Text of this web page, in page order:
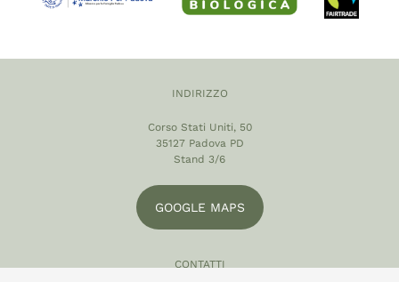
INDIRIZZO
Corso Stati Uniti, 50
35127 Padova PD
Stand 3/6
GOOGLE MAPS
CONTATTI